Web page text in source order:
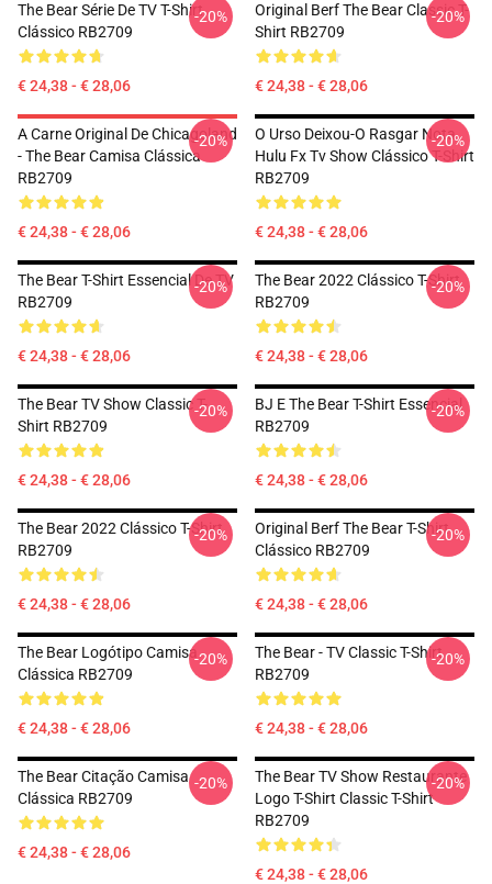
The Bear Série De TV T-Shirt
Clássico RB2709
€ 24,38 - € 28,06
-20%
Original Berf The Bear Classic T-
Shirt RB2709
€ 24,38 - € 28,06
-20%
A Carne Original De Chicagoland
- The Bear Camisa Clássica
RB2709
€ 24,38 - € 28,06
-20%
O Urso Deixou-O Rasgar Nota
Hulu Fx Tv Show Clássico T-Shirt
RB2709
€ 24,38 - € 28,06
-20%
The Bear T-Shirt Essencial De TV
RB2709
€ 24,38 - € 28,06
-20%
The Bear 2022 Clássico T-Shirt
RB2709
€ 24,38 - € 28,06
-20%
The Bear TV Show Classic T-
Shirt RB2709
€ 24,38 - € 28,06
-20%
BJ E The Bear T-Shirt Essencial
RB2709
€ 24,38 - € 28,06
-20%
The Bear 2022 Clássico T-Shirt
RB2709
€ 24,38 - € 28,06
-20%
Original Berf The Bear T-Shirt
Clássico RB2709
€ 24,38 - € 28,06
-20%
The Bear Logótipo Camisa
Clássica RB2709
€ 24,38 - € 28,06
-20%
The Bear - TV Classic T-Shirt
RB2709
€ 24,38 - € 28,06
-20%
The Bear Citação Camisa
Clássica RB2709
€ 24,38 - € 28,06
-20%
The Bear TV Show Restaurante
Logo T-Shirt Classic T-Shirt
RB2709
€ 24,38 - € 28,06
-20%